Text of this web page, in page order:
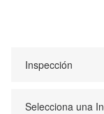
Inspección
Selecciona una